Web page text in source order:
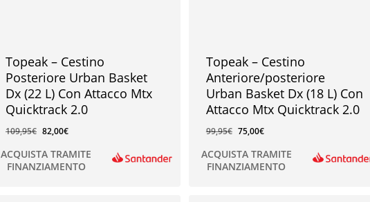
Topeak – Cestino
Posteriore Urban Basket
Dx (22 L) Con Attacco Mtx
Quicktrack 2.0
109,95€ 82,00€
82,00€
ACQUISTA TRAMITE
FINANZIAMENTO
Topeak – Cestino
Anteriore/posteriore
Urban Basket Dx (18 L) Con
Attacco Mtx Quicktrack 2.0
99,95€ 75,00€
75,00€
ACQUISTA TRAMITE
FINANZIAMENTO